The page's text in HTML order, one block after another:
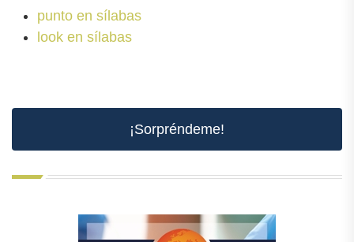
punto en sílabas
look en sílabas
¡Sorpréndeme!